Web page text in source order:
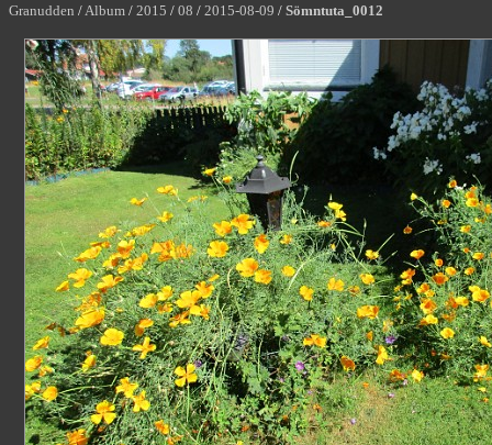
Granudden /Album / 2015 / 08 / 2015-08-09 / Sömntuta_0012